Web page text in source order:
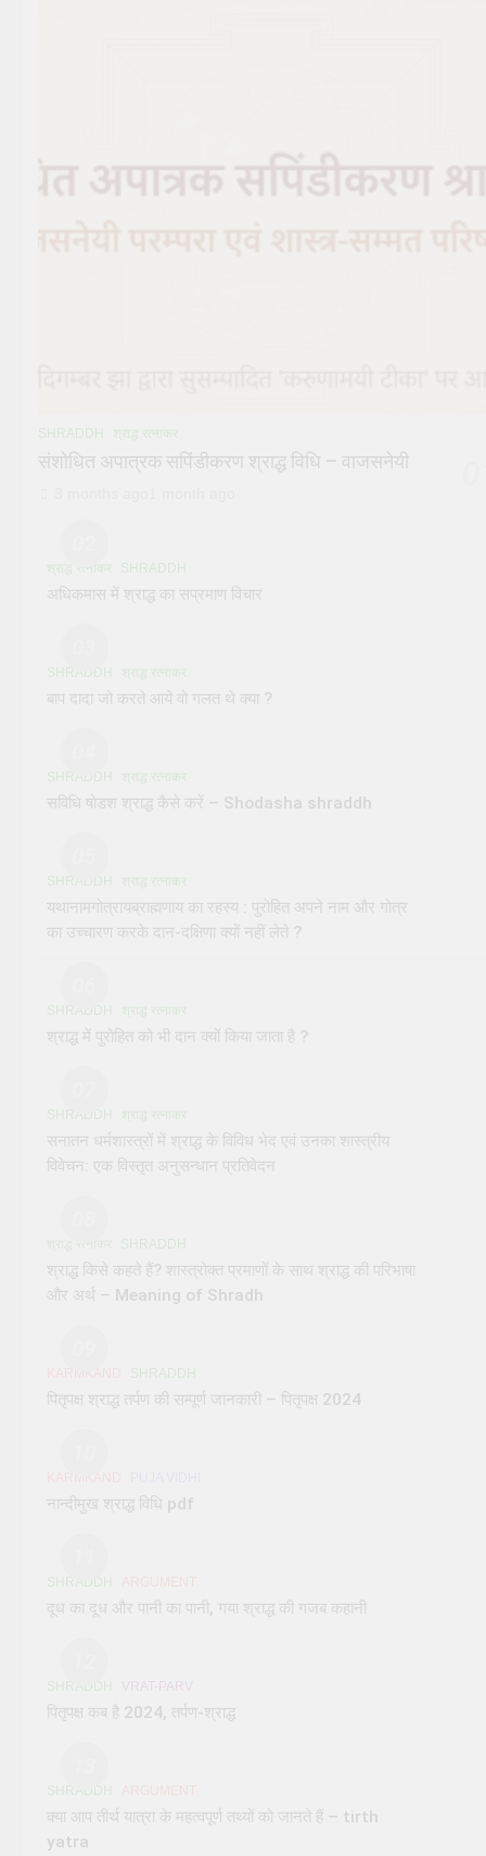
SHRADDH श्राद्ध रत्नाकर
संशोधित अपात्रक सपिंडीकरण श्राद्ध विधि – वाजसनेयी
श्राद्ध रत्नाकर SHRADDH
अधिकमास में श्राद्ध का सप्रमाण विचार
SHRADDH श्राद्ध रत्नाकर
बाप दादा जो करते आये वो गलत थे क्या ?
SHRADDH श्राद्ध रत्नाकर
सविधि षोडश श्राद्ध कैसे करें – Shodasha shraddh
SHRADDH श्राद्ध रत्नाकर
यथानामगोत्रायब्राह्मणाय का रहस्य : पुरोहित अपने नाम और गोत्र
का उच्चारण करके दान-दक्षिणा क्यों नहीं लेते ?
SHRADDH श्राद्ध रत्नाकर
श्राद्ध में पुरोहित को भी दान क्यों किया जाता है ?
SHRADDH श्राद्ध रत्नाकर
सनातन धर्मशास्त्रों में श्राद्ध के विविध भेद एवं उनका शास्त्रीय
विवेचन: एक विस्तृत अनुसन्धान प्रतिवेदन
श्राद्ध रत्नाकर SHRADDH
श्राद्ध किसे कहते हैं? शास्त्रोक्त प्रमाणों के साथ श्राद्ध की परिभाषा
और अर्थ – Meaning of Shradh
SHRADDH
पितृपक्ष श्राद्ध तर्पण की सम्पूर्ण जानकारी – पितृपक्ष 2024
नान्दीमुख श्राद्ध विधि pdf
SHRADDH
दूध का दूध और पानी का पानी, गया श्राद्ध की गजब कहानी
SHRADDH VRAT-PARV
पितृपक्ष कब है 2024, तर्पण-श्राद्ध
SHRADDH
क्या आप तीर्थ यात्रा के महत्वपूर्ण तथ्यों को जानते हैं – tirth
yatra